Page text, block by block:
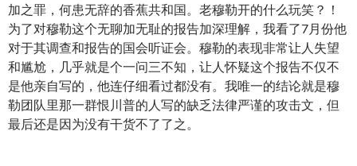
加之罪，何患无辞的香蕉共和国。老穆勒开的什么玩笑？！
为了对穆勒这个无聊加无耻的报告加深理解，我看了7月份他
对于其调查和报告的国会听证会。穆勒的表现非常让人失望
和尴尬，几乎就是个一问三不知，让人怀疑这个报告不仅不
是他亲自写的，他连仔细看过都没有。我唯一的结论就是穆
勒团队里那一群恨川普的人写的缺乏法律严谨的攻击文，但
最后还是因为没有干货不了了之。